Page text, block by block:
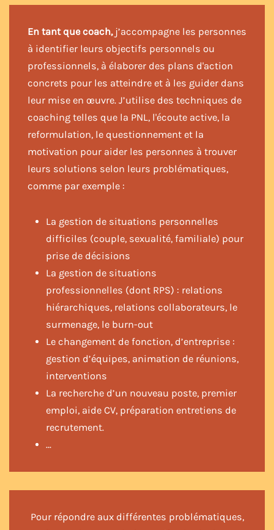
En tant que coach, j’accompagne les personnes
à identifier leurs objectifs personnels ou
professionnels, à élaborer des plans d'action
concrets pour les atteindre et à les guider dans
leur mise en œuvre. J’utilise des techniques de
coaching telles que la PNL, l'écoute active, la
reformulation, le questionnement et la
motivation pour aider les personnes à trouver
leurs solutions selon leurs problématiques,
comme par exemple :
La gestion de situations personnelles
difficiles (couple, sexualité, familiale) pour
prise de décisions
La gestion de situations
professionnelles (dont RPS) : relations
hiérarchiques, relations collaborateurs, le
surmenage, le burn-out
Le changement de fonction, d’entreprise :
gestion d’équipes, animation de réunions,
interventions
La recherche d’un nouveau poste, premier
emploi, aide CV, préparation entretiens de
recrutement.
…
Pour répondre aux différentes problématiques,